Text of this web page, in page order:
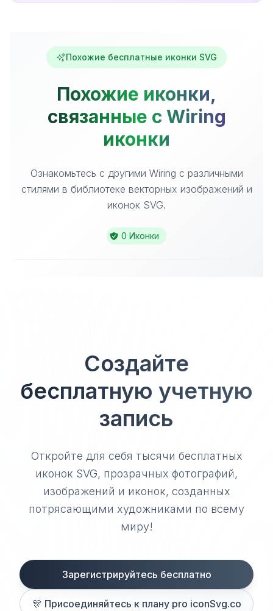
Похожие бесплатные иконки SVG
Похожие иконки,
связанные с Wiring
иконки
Ознакомьтесь с другими Wiring с различными
стилями в библиотеке векторных изображений и
иконок SVG.
0 Иконки
Создайте
бесплатную учетную
запись
Откройте для себя тысячи бесплатных
иконок SVG, прозрачных фотографий,
изображений и иконок, созданных
потрясающими художниками по всему
миру!
Зарегистрируйтесь бесплатно
🎊 Присоединяйтесь к плану pro iconSvg.co